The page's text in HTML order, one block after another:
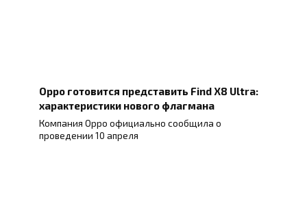
Oppo готовится представить Find X8 Ultra:
характеристики нового флагмана
Компания Oppo официально сообщила о
проведении 10 апреля